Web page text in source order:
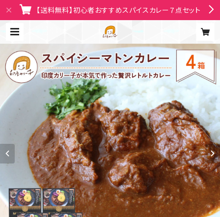
【送料無料】初心者おすすめスパイスカレー７点セット